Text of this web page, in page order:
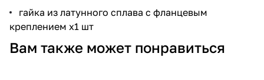
гайка из латунного сплава с фланцевым
креплением х1 шт
Вам также может понравиться